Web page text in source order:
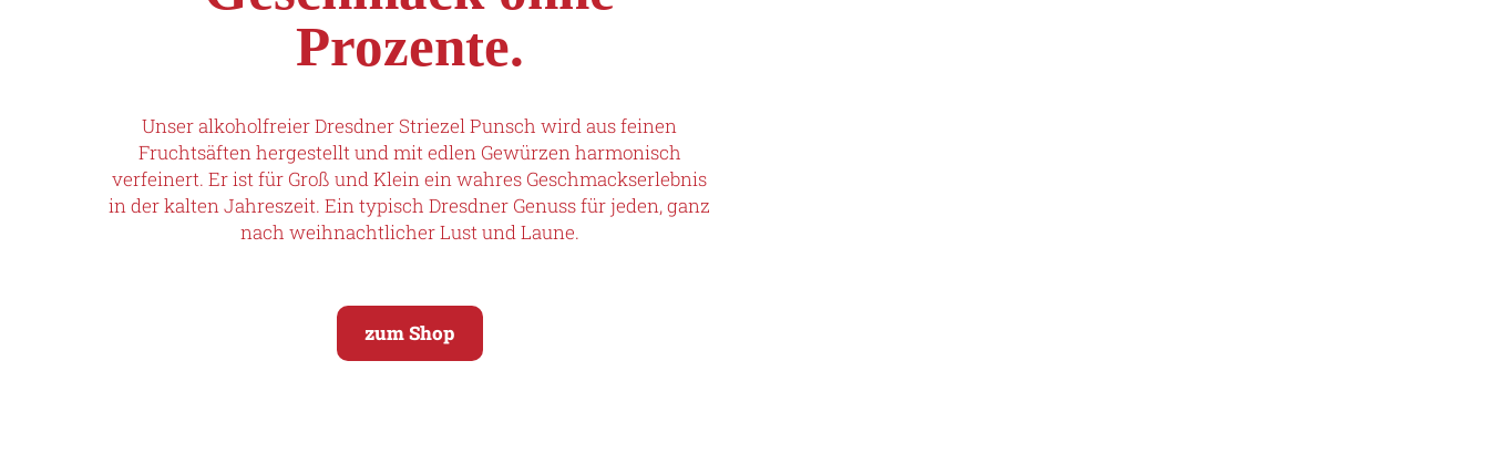
Prozente.
Unser alkoholfreier Dresdner Striezel Punsch wird aus feinen
Fruchtsäften hergestellt und mit edlen Gewürzen harmonisch
verfeinert. Er ist für Groß und Klein ein wahres Geschmackserlebnis
in der kalten Jahreszeit. Ein typisch Dresdner Genuss für jeden, ganz
nach weihnachtlicher Lust und Laune.
zum Shop